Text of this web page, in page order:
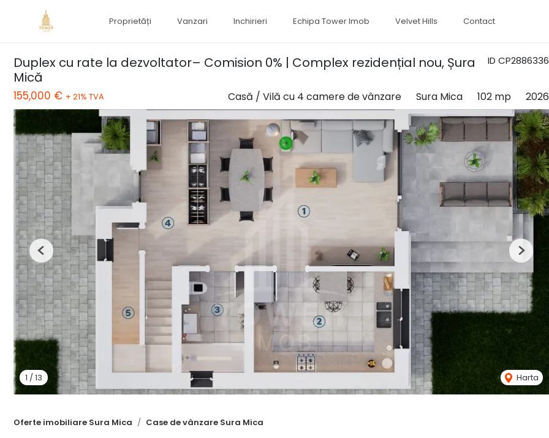
Proprietăți Vanzari Inchirieri Echipa Tower Imob Velvet Hills Contact
ID CP2886336
Duplex cu rate la dezvoltator– Comision 0% | Complex rezidențial nou, Șura
Mică
155,000 € + 21% TVA Casă / Vilă cu 4 camere de vânzare Sura Mica 102 mp 2026
1 /13 Harta
Previous Next
Oferte imobiliare Sura Mica Case de vânzare Sura Mica